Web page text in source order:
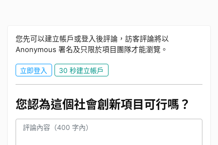
您先可以建立帳戶或登入後評論，訪客評論將以
Anonymous 署名及只限於項目團隊才能瀏覽。
立即登入 30 秒建立帳戶
您認為這個社會創新項目可行嗎？